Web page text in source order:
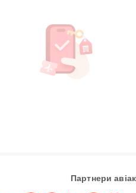
Партнери